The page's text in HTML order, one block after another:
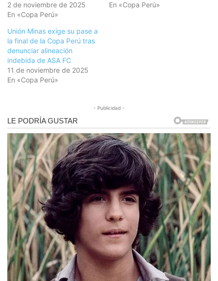
2 de noviembre de 2025
En «Copa Perú»
En «Copa Perú»
Unión Minas exige su pase a
la final de la Copa Perú tras
denunciar alineación
indebida de ASA FC
11 de noviembre de 2025
En «Copa Perú»
- Publicidad -